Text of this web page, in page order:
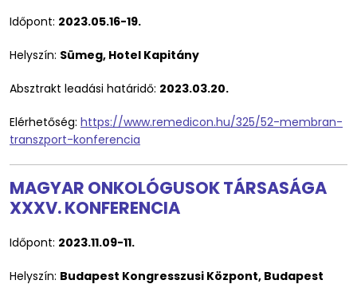
Időpont: 2023.05.16-19.
Helyszín: Sümeg, Hotel Kapitány
Absztrakt leadási határidő: 2023.03.20.
Elérhetőség: https://www.remedicon.hu/325/52-membran-
transzport-konferencia
MAGYAR ONKOLÓGUSOK TÁRSASÁGA
XXXV. KONFERENCIA
Időpont: 2023.11.09-11.
Helyszín: Budapest Kongresszusi Központ, Budapest